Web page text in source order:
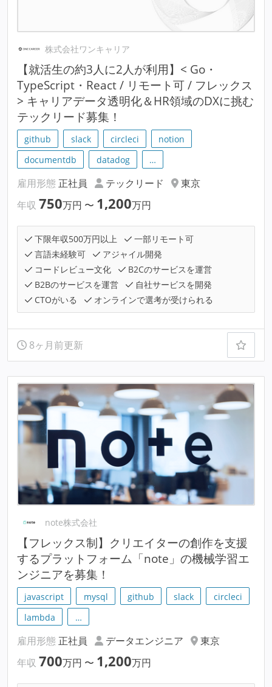
株式会社ワンキャリア
【就活生の約3人に2人が利用】< Go・
TypeScript・React / リモート可 / フレックス
> キャリアデータ透明化＆HR領域のDXに挑む
テックリード募集！
github slack circleci
notion
documentdb
datadog …
雇用形態 正社員 テックリード
東京
年収 750万円 〜 1,200万円
下限年収500万円以上
一部リモート可
言語未経験可
アジャイル開発
コードレビュー文化
B2Cのサービスを運営
B2Bのサービスを運営
自社サービスを開発
CTOがいる
オンラインで選考が受けられる
8ヶ月前更新
note株式会社
【フレックス制】クリエイターの創作を支援
するプラットフォーム「note」の機械学習エ
ンジニアを募集！
javascript mysql github slack
circleci
lambda
…
雇用形態 正社員 データエンジニア
東京
年収 700万円 〜 1,200万円